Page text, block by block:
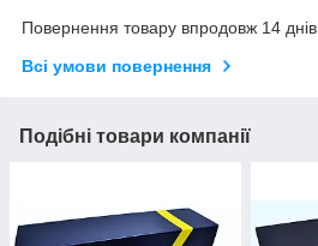
Повернення товару впродовж 14
Всі умови повернення
Подібні товари компанії